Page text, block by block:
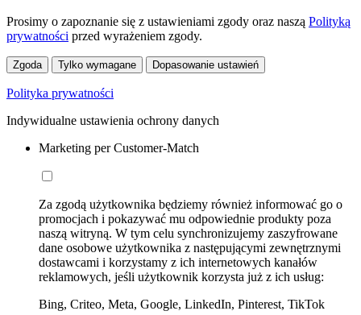
Prosimy o zapoznanie się z ustawieniami zgody oraz naszą Polityką
prywatności przed wyrażeniem zgody.
Zgoda Tylko wymagane Dopasowanie ustawień
Polityka prywatności
Indywidualne ustawienia ochrony danych
Marketing per Customer-Match
Za zgodą użytkownika będziemy również informować go o
promocjach i pokazywać mu odpowiednie produkty poza
naszą witryną. W tym celu synchronizujemy zaszyfrowane
dane osobowe użytkownika z następującymi zewnętrznymi
dostawcami i korzystamy z ich internetowych kanałów
reklamowych, jeśli użytkownik korzysta już z ich usług:
Bing, Criteo, Meta, Google, LinkedIn, Pinterest, TikTok